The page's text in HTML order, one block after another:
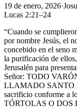
19 de enero, 2026·
Lucas 2:21–24
“Cuando se
por nombre Jesús, el
concebido en el seno
la purificación de
Jerusalén para
Señor: TODO
LLAMADO SANTO
sacrificio conforme a
TÓRTOLAS O DOS